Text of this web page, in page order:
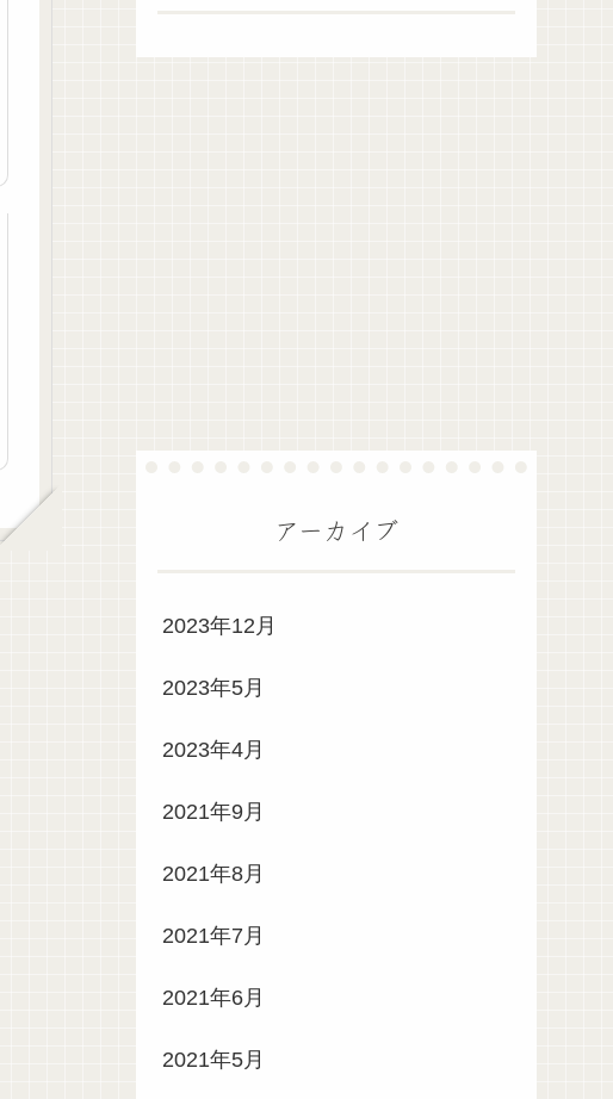
アーカイブ
2023年12月
2023年5月
2023年4月
2021年9月
2021年8月
2021年7月
2021年6月
2021年5月